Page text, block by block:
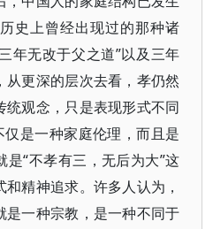
史上曾经出现过的那种诸
年无改于父之道”以及三年
从更深的层次去看，孝仍然
统观念，只是表现形式不同
仅是一种家庭伦理，而且是
“不孝有三，无后为大”这
精神追求。许多人认为，
一种宗教，是一种不同于